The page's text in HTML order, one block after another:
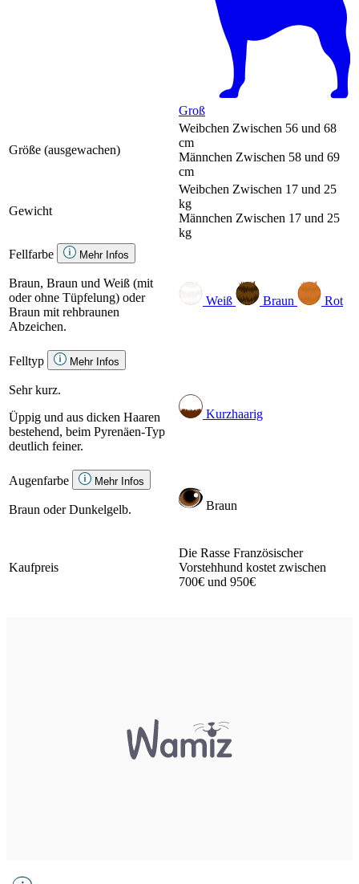
Groß
Größe (ausgewachen)
Weibchen Zwischen 56 und 68
cm
Männchen Zwischen 58 und 69
cm
Gewicht
Weibchen Zwischen 17 und 25
kg
Männchen Zwischen 17 und 25
kg
Fellfarbe
Mehr Infos
Braun, Braun und Weiß (mit
oder ohne Tüpfelung) oder
Braun mit rehbraunen
Abzeichen.
Weiß Braun Rot
Felltyp Mehr Infos
Sehr kurz.
Üppig und aus dicken Haaren
bestehend, beim Pyrenäen-Typ
deutlich feiner.
Kurzhaarig
Augenfarbe Mehr Infos
Braun oder Dunkelgelb. Braun
Kaufpreis
Die Rasse Französischer
Vorstehhund kostet zwischen
700€ und 950€